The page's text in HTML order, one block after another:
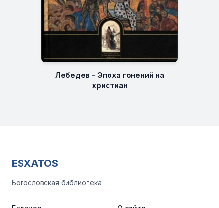
Лебедев - Эпоха гонений на
христиан
ESXATOS
Богословская библиотека